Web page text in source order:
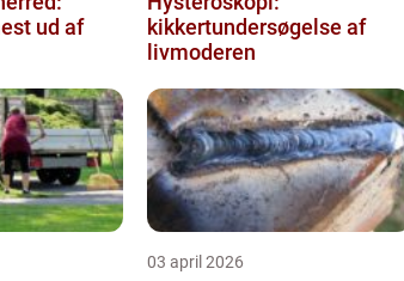
ud af
kikkertundersøgelse af
livmoderen
03 april 2026